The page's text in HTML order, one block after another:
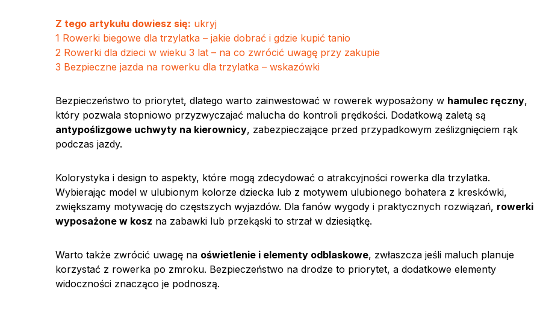
Z tego artykułu dowiesz się: ukryj
1 Rowerki biegowe dla trzylatka – jakie dobrać i gdzie kupić tanio
2 Rowerki dla dzieci w wieku 3 lat – na co zwrócić uwagę przy zakupie
3 Bezpieczne jazda na rowerku dla trzylatka – wskazówki
Bezpieczeństwo to priorytet, dlatego warto zainwestować w rowerek wyposażony w hamulec ręczny,
który pozwala stopniowo przyzwyczajać malucha do kontroli prędkości. Dodatkową zaletą są
antypoślizgowe uchwyty na kierownicy, zabezpieczające przed przypadkowym ześlizgnięciem rąk
podczas jazdy.
Kolorystyka i design to aspekty, które mogą zdecydować o atrakcyjności rowerka dla trzylatka.
Wybierając model w ulubionym kolorze dziecka lub z motywem ulubionego bohatera z kreskówki,
zwiększamy motywację do częstszych wyjazdów. Dla fanów wygody i praktycznych rozwiązań, rowerki
wyposażone w kosz na zabawki lub przekąski to strzał w dziesiątkę.
Warto także zwrócić uwagę na oświetlenie i elementy odblaskowe, zwłaszcza jeśli maluch planuje
korzystać z rowerka po zmroku. Bezpieczeństwo na drodze to priorytet, a dodatkowe elementy
widoczności znacząco je podnoszą.